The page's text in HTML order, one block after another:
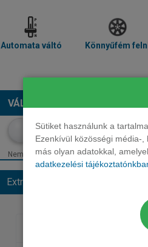
Sütiket használunk a
Ezenkívül közösségi média-
más olyan adatokkal,
adatkezelési
Automata váltó Könnyűfém
VÁLASSZON SZÍNT:
Nem minden szín érhető el. Egyes
Extrák és színek